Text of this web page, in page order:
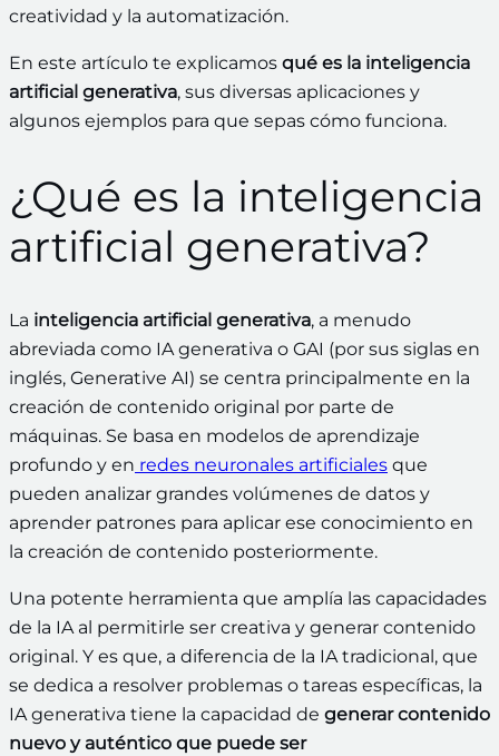
creatividad y la automatización.
En este artículo te explicamos qué es la inteligencia
artificial generativa, sus diversas aplicaciones y
algunos ejemplos para que sepas cómo funciona.
¿Qué es la inteligencia
artificial generativa?
La inteligencia artificial generativa, a menudo
abreviada como IA generativa o GAI (por sus siglas en
inglés, Generative AI) se centra principalmente en la
creación de contenido original por parte de
máquinas. Se basa en modelos de aprendizaje
profundo y en redes neuronales artificiales que
pueden analizar grandes volúmenes de datos y
aprender patrones para aplicar ese conocimiento en
la creación de contenido posteriormente.
Una potente herramienta que amplía las capacidades
de la IA al permitirle ser creativa y generar contenido
original. Y es que, a diferencia de la IA tradicional, que
se dedica a resolver problemas o tareas específicas, la
IA generativa tiene la capacidad de generar contenido
nuevo y auténtico que puede ser